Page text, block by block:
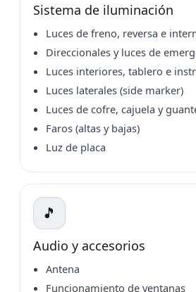
Sistema de iluminación
Luces de freno, reversa e
Direccionales y luces de
Luces interiores, tablero e
Luces laterales (side marker)
Luces de cofre, cajuela y
Faros (altas y bajas)
Luz de placa
🎵
Audio y accesorios
Antena
Funcionamiento de ventanas